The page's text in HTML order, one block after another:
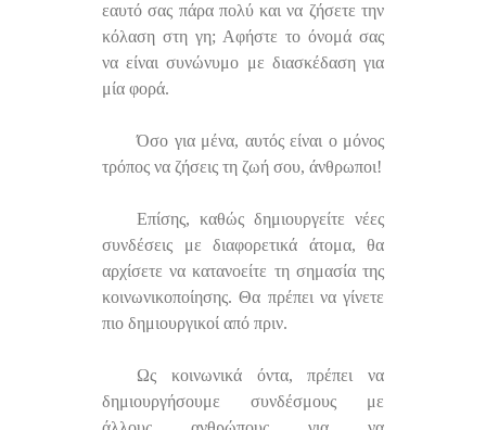
εαυτό σας πάρα πολύ και να ζήσετε την
κόλαση στη γη; Αφήστε το όνομά σας
να είναι συνώνυμο με διασκέδαση για
μία φορά.
Όσο για μένα, αυτός είναι ο μόνος
τρόπος να ζήσεις τη ζωή σου, άνθρωποι!
Επίσης, καθώς δημιουργείτε νέες
συνδέσεις με διαφορετικά άτομα, θα
αρχίσετε να κατανοείτε τη σημασία της
κοινωνικοποίησης. Θα πρέπει να γίνετε
πιο δημιουργικοί από πριν.
Ως κοινωνικά όντα, πρέπει να
δημιουργήσουμε συνδέσμους με